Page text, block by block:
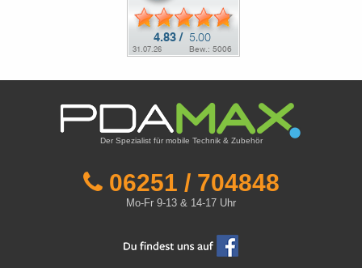
Der Spezialist für mobile Technik & Zubehör
06251 / 704848
Mo-Fr 9-13 & 14-17 Uhr